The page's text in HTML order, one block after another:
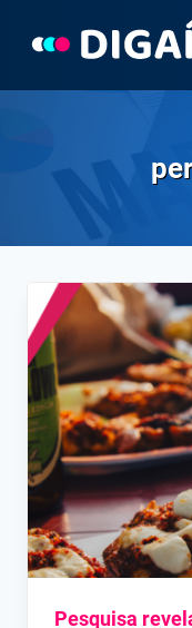
Pesquisa